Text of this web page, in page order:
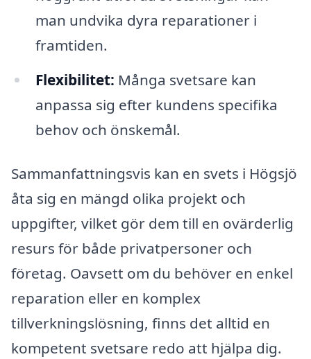
man undvika dyra reparationer i
framtiden.
Flexibilitet: Många svetsare kan
anpassa sig efter kundens specifika
behov och önskemål.
Sammanfattningsvis kan en svets i Högsjö
åta sig en mängd olika projekt och
uppgifter, vilket gör dem till en ovärderlig
resurs för både privatpersoner och
företag. Oavsett om du behöver en enkel
reparation eller en komplex
tillverkningslösning, finns det alltid en
kompetent svetsare redo att hjälpa dig.